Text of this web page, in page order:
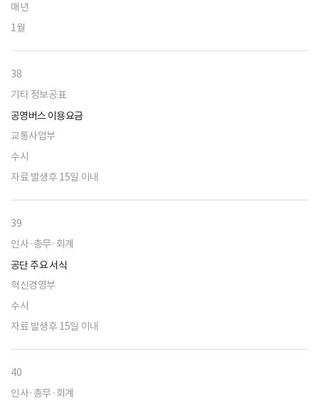
매년
1월
38
기타 정보공표
공영버스 이용요금
교통사업부
수시
자료 발생후 15일 이내
39
인사·총무·회계
공단 주요 서식
혁신경영부
수시
자료 발생후 15일 이내
40
인사·총무·회계